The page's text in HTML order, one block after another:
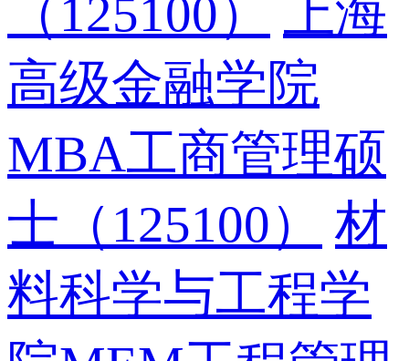
（125100）
上海
高级金融学院
MBA工商管理硕
士（125100）
材
料科学与工程学